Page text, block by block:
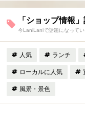
「ショップ情報
今LaniLaniで話題になって
人気 ランチ
ローカルに人気
風景・景色